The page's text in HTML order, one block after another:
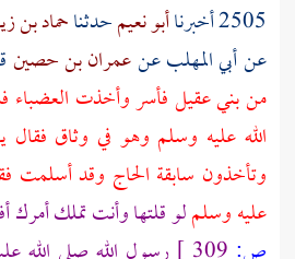
2505 أخبرنا
أبو نعيمحدثناحماد بن
عنأبي المهلبعنعمران بن حصين
منبني عقيلفأسر وأخذت العضباء
الله عليه وسلم وهو في وثاق فقال
وتأخذون سابقة الحاج وقد أسلمت
عليه وسلملو قلتها وأنت تملك